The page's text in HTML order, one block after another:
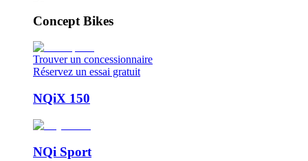
Concept Bikes
Trouver un concessionnaire
Réservez un essai gratuit
NQiX 150
NQi Sport